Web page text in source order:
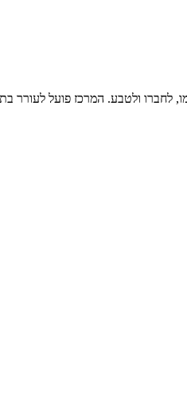
ולטבע. המרכז פועל לעורר